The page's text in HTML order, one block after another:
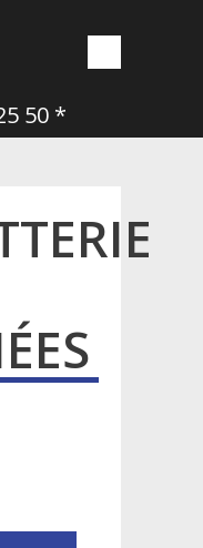
50 *